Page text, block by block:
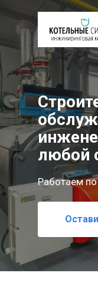
любой
Работаем
Мы
от